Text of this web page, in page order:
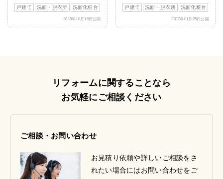
戸建て
洗面・脱衣所 洗面化粧台
2015年10月16日公開
戸建て
洗面・脱衣所 洗面化粧台
2017年01月25日公開
リフォームに関することなら
お気軽にご相談ください
ご相談・お問い合わせ
お見積り依頼や詳しいご相談をさ
れたい場合にはお問い合わせをご